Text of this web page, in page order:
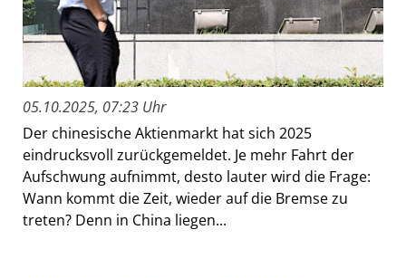
05.10.2025, 07:23 Uhr
Der chinesische Aktienmarkt hat sich 2025
eindrucksvoll zurückgemeldet. Je mehr Fahrt der
Aufschwung aufnimmt, desto lauter wird die Frage:
Wann kommt die Zeit, wieder auf die Bremse zu
treten? Denn in China liegen...